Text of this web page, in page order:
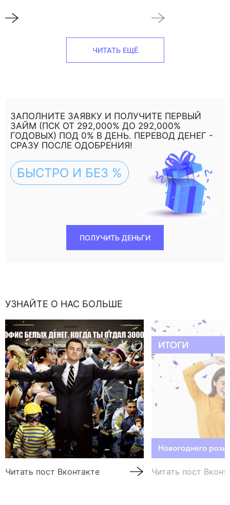
ЧИТАТЬ ЕЩЁ
ЗАПОЛНИТЕ ЗАЯВКУ И ПОЛУЧИТЕ ПЕРВЫЙ
ЗАЙМ (ПСК ОТ 292,000% ДО 292,000%
ГОДОВЫХ) ПОД 0% В ДЕНЬ. ПЕРЕВОД ДЕНЕГ -
СРАЗУ ПОСЛЕ ОДОБРЕНИЯ!
БЫСТРО И БЕЗ %
ПОЛУЧИТЬ ДЕНЬГИ
УЗНАЙТЕ О НАС БОЛЬШЕ
Читать пост Вконтакте Читать пост